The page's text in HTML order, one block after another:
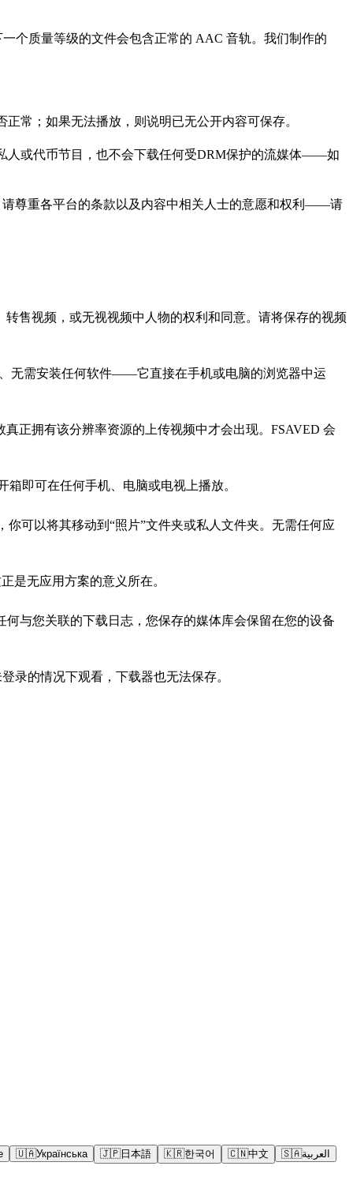
个质量等级的文件会包含正常的 AAC 音轨。我们制作的
常；如果无法播放，则说明已无公开内容可保存。
人或代币节目，也不会下载任何受DRM保护的流媒体——如
请尊重各平台的条款以及内容中相关人士的意愿和权利——请
售视频，或无视视频中人物的权利和同意。请将保存的视频
无需安装任何软件——它直接在手机或电脑的浏览器中运
正拥有该分辨率资源的上传视频中才会出现。FSAVED 会
即可在任何手机、电脑或电视上播放。
你可以将其移动到“照片”文件夹或私人文件夹。无需任何应
是无应用方案的意义所在。
与您关联的下载日志，您保存的媒体库会保留在您的设备
录的情况下观看，下载器也无法保存。
🇺🇦Українська 🇯🇵日本語 🇰🇷한국어 🇨🇳中文 🇸🇦العربية